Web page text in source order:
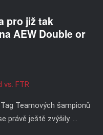
pro již tak
AEW Double or
Teamových šampionů
právě ještě zvýšily. ...